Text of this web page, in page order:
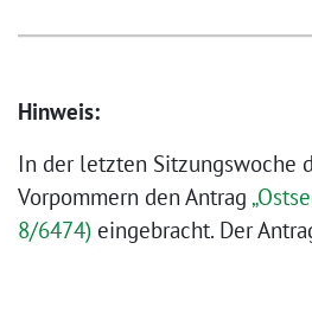
Hinweis:
In der letzten Sitzungswoche
Vorpommern den Antrag
8/6474) eingebracht. Der